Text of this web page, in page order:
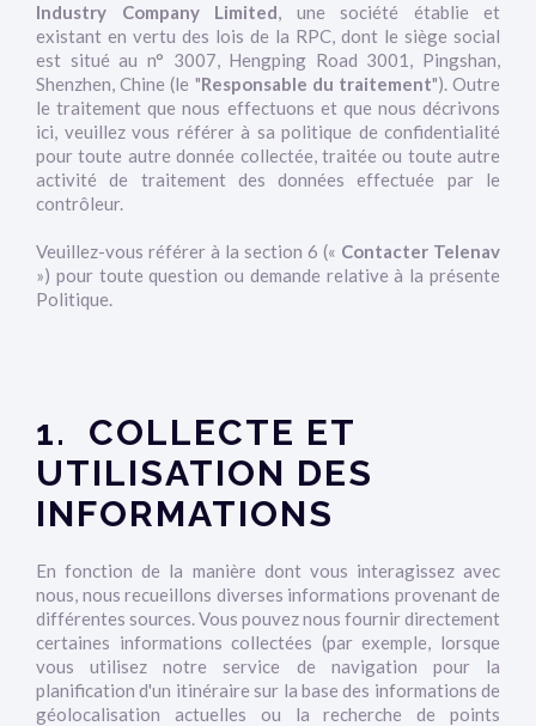
Industry Company Limited, une société établie et
existant en vertu des lois de la RPC, dont le siège social
est situé au n° 3007, Hengping Road 3001, Pingshan,
Shenzhen, Chine (le "Responsable du traitement"). Outre
le traitement que nous effectuons et que nous décrivons
ici, veuillez vous référer à sa politique de confidentialité
pour toute autre donnée collectée, traitée ou toute autre
activité de traitement des données effectuée par le
contrôleur.
Veuillez-vous référer à la section 6 (« Contacter Telenav
») pour toute question ou demande relative à la présente
Politique.
1. COLLECTE ET
UTILISATION DES
INFORMATIONS
En fonction de la manière dont vous interagissez avec
nous, nous recueillons diverses informations provenant de
différentes sources. Vous pouvez nous fournir directement
certaines informations collectées (par exemple, lorsque
vous utilisez notre service de navigation pour la
planification d'un itinéraire sur la base des informations de
géolocalisation actuelles ou la recherche de points